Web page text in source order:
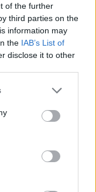
of the further
third parties on the
information may
the IAB’s List of
disclose it to other
6-osios
viršuje